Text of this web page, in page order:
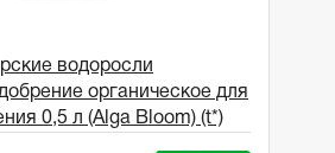
водоросли
органическое для
0,5 л (Alga Bloom) (t*)